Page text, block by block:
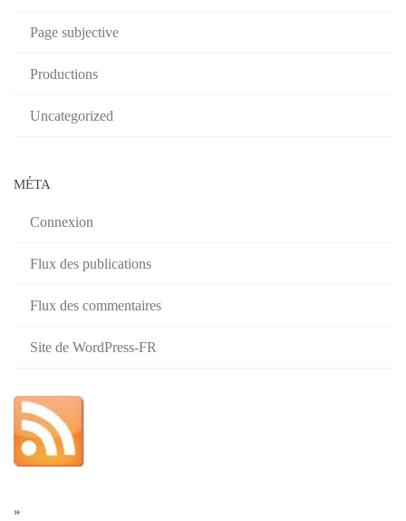
Page subjective
Productions
Uncategorized
MÉTA
Connexion
Flux des publications
Flux des commentaires
Site de WordPress-FR
»